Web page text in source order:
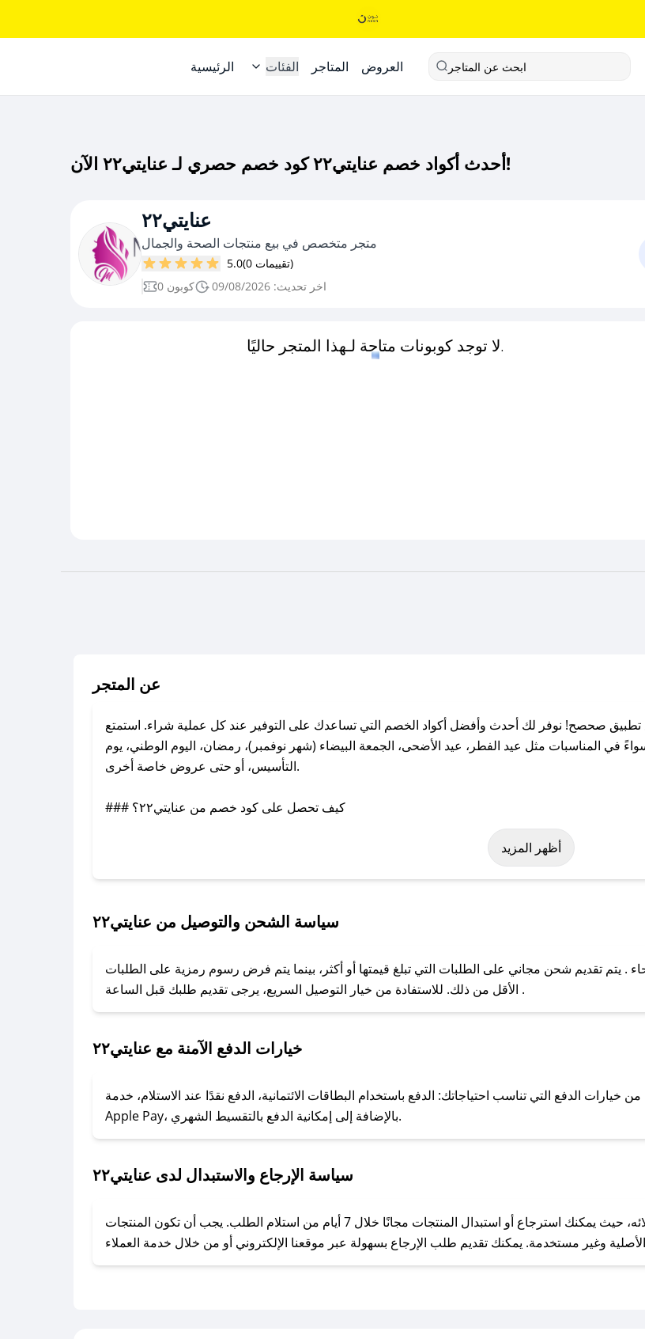
الرئيسية الفئات المتاجر العروض ابحث عن المتاجر
أحدث أكواد خصم عنايتي٢٢ كود خصم حصري لـ عنايتي٢٢ الآن!
عنايتي٢٢
متجر متخصص في بيع منتجات الصحة والجمال
5.0
(0 تقييمات)
0 كوبون
اخر تحديث: 09/08/2026
لا توجد كوبونات متاحة لـهذا المتجر حاليًا.
عن المتجر
على أفضل كوبونات الخصم لمتجر عنايتي٢٢ مع تطبيق صحصح! نوفر لك أحدث وأفضل أكواد الخصم التي تساعدك على التوفير عند كل عملية شراء. استمتع
من عنايتي٢٢ طوال العام، سواءً في المناسبات مثل عيد الفطر، عيد الأضحى، الجمعة البيضاء (شهر نوفمبر)، رمضان، اليوم الوطني، يوم
التأسيس، أو حتى عروض خاصة أخرى.
### كيف تحصل على كود خصم من عنايتي٢٢؟
باستخدام تطبيق صحصح، يمكنك العثور بسهولة على كود خصم عنايتي٢٢. وفي حال عدم توفر الكوبون، تواصل معنا عبر تويتر أو البريد الإلكتروني لإضافته بسرعة.
صحصح عبر الرسائل الخاصة على تويتر أو البريد الإلكتروني، وسنقوم بحل المشكلة في أسرع وقت ممكن.
### ماذا أفعل إذا لم أجد كود خصم لمتجري المفضل؟
للحصول على كوبونات وخصومات حصرية، قم بما يلي:
- اضغط على أيقونة متابعة لمتجر عنايتي٢٢ في تطبيق صحصح.
- تابع حسابنا الرسمي على تويتر وقم بتفعيل زر التنبيهات.
أظهر المزيد
سياسة الشحن والتوصيل من عنايتي٢٢
أنحاء . يتم تقديم شحن مجاني على الطلبات التي تبلغ قيمتها أو أكثر، بينما يتم فرض رسوم رمزية على الطلبات
الأقل من ذلك. للاستفادة من خيار التوصيل السريع، يرجى تقديم طلبك قبل الساعة .
خيارات الدفع الآمنة مع عنايتي٢٢
نقدم مجموعة من خيارات الدفع التي تناسب احتياجاتك: الدفع باستخدام البطاقات الائتمانية، الدفع نقدًا عند الاستلام، خدمة
Apple Pay، بالإضافة إلى إمكانية الدفع بالتقسيط الشهري.
سياسة الإرجاع والاستبدال لدى عنايتي٢٢
يحرص عنايتي٢٢ على توفير تجربة تسوق آمنة ومريحة لعملائه، حيث يمكنك استرجاع أو استبدال المنتجات مجانًا خلال 7 أيام من استلام الطلب. يجب أن تكون المنتجات